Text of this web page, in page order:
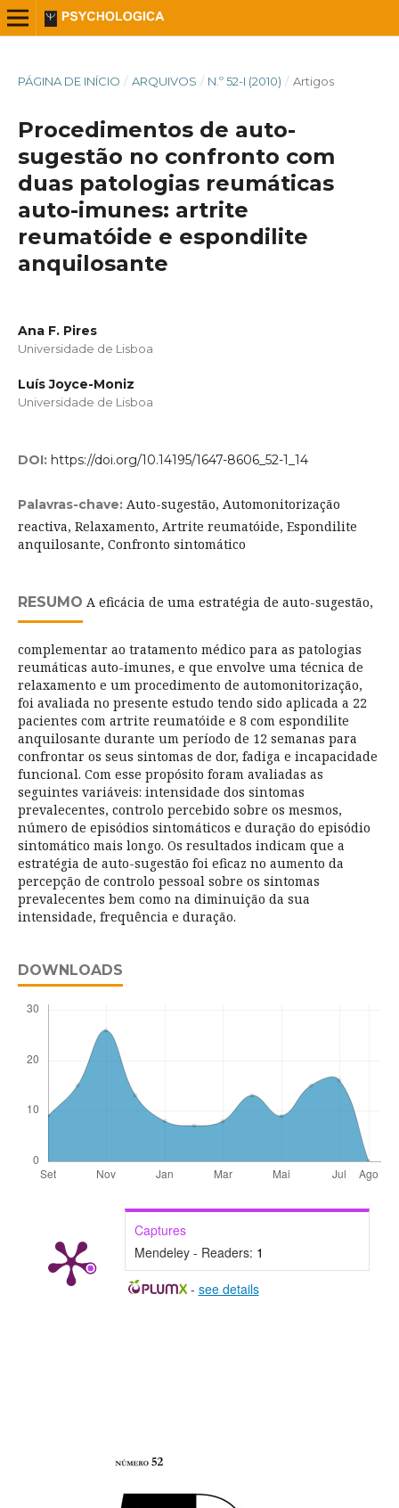
PÁGINA DE INÍCIO / ARQUIVOS / N.º 52-I (2010) / Artigos
Procedimentos de auto-
sugestão no confronto com
duas patologias reumáticas
auto-imunes: artrite
reumatóide e espondilite
anquilosante
Ana F. Pires
Universidade de Lisboa
Luís Joyce-Moniz
Universidade de Lisboa
DOI: https://doi.org/10.14195/1647-8606_52-1_14
Palavras-chave: Auto-sugestão, Automonitorização
reactiva, Relaxamento, Artrite reumatóide, Espondilite
anquilosante, Confronto sintomático
RESUMO A eficácia de uma estratégia de auto-sugestão,
complementar ao tratamento médico para as patologias
reumáticas auto-imunes, e que envolve uma técnica de
relaxamento e um procedimento de automonitorização,
foi avaliada no presente estudo tendo sido aplicada a 22
pacientes com artrite reumatóide e 8 com espondilite
anquilosante durante um período de 12 semanas para
confrontar os seus sintomas de dor, fadiga e incapacidade
funcional. Com esse propósito foram avaliadas as
seguintes variáveis: intensidade dos sintomas
prevalecentes, controlo percebido sobre os mesmos,
número de episódios sintomáticos e duração do episódio
sintomático mais longo. Os resultados indicam que a
estratégia de auto-sugestão foi eficaz no aumento da
percepção de controlo pessoal sobre os sintomas
prevalecentes bem como na diminuição da sua
intensidade, frequência e duração.
DOWNLOADS
Captures
Mendeley - Readers: 1
- see details